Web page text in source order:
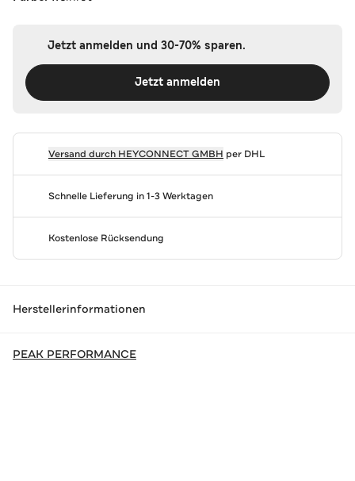
Jetzt anmelden und 30-70% sparen.
Jetzt anmelden
Versand durch HEYCONNECT GMBH per DHL
Schnelle Lieferung in 1-3 Werktagen
Kostenlose Rücksendung
Herstellerinformationen
PEAK PERFORMANCE